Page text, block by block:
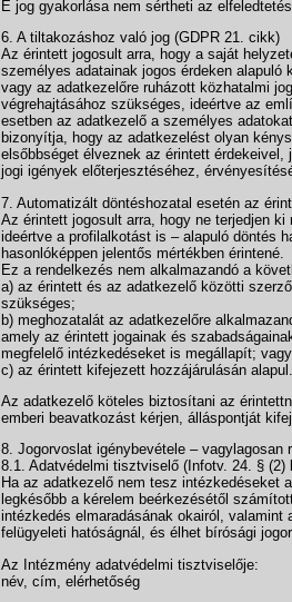
E jog gyakorlása nem sértheti az
6. A tiltakozáshoz való jog (GDPR 21. cikk)
Az érintett jogosult arra, hogy a saját
személyes adatainak jogos érdeken
vagy az adatkezelőre ruházott közhatalmi
végrehajtásához szükséges, ideértve az
esetben az adatkezelő a személyes
bizonyítja, hogy az adatkezelést olyan
elsőbbséget élveznek az érintett
jogi igények előterjesztéséhez,
7. Automatizált döntéshozatal esetén az
Az érintett jogosult arra, hogy ne terjedjen
ideértve a profilalkotást is – alapuló döntés
hasonlóképpen jelentős mértékben érintené.
Ez a rendelkezés nem alkalmazandó a
a) az érintett és az adatkezelő közötti
szükséges;
b) meghozatalát az adatkezelőre
amely az érintett jogainak és
megfelelő intézkedéseket is megállapít; vagy
c) az érintett kifejezett hozzájárulásán alapul.
Az adatkezelő köteles biztosítani az
emberi beavatkozást kérjen, álláspontját
8. Jogorvoslat igénybevétele – vagylagosan
8.1. Adatvédelmi tisztviselő (Infotv. 24. § (2)
Ha az adatkezelő nem tesz intézkedéseket
legkésőbb a kérelem beérkezésétől
intézkedés elmaradásának okairól,
felügyeleti hatóságnál, és élhet bírósági
Az Intézmény adatvédelmi tisztviselője:
név, cím, elérhetőség